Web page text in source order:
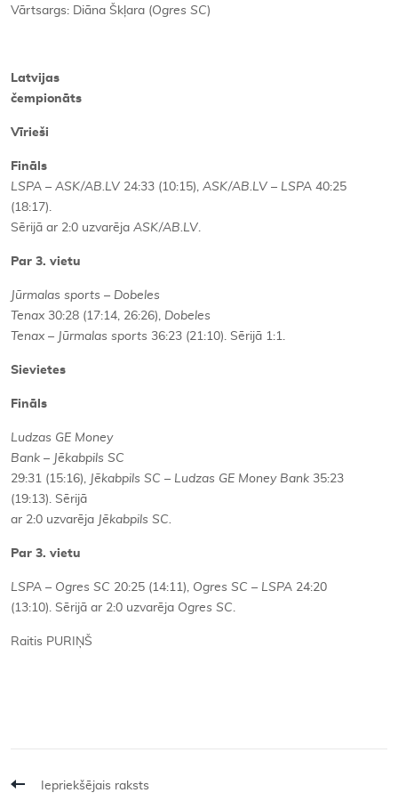
Vārtsargs: Diāna Škļara (Ogres SC)
Latvijas
čempionāts
Vīrieši
Fināls
LSPA – ASK/AB.LV 24:33 (10:15), ASK/AB.LV – LSPA 40:25
(18:17).
Sērijā ar 2:0 uzvarēja ASK/AB.LV.
Par 3. vietu
Jūrmalas sports – Dobeles
Tenax 30:28 (17:14, 26:26), Dobeles
Tenax – Jūrmalas sports 36:23 (21:10). Sērijā 1:1.
Sievietes
Fināls
Ludzas GE Money
Bank – Jēkabpils SC
29:31 (15:16), Jēkabpils SC – Ludzas GE Money Bank 35:23
(19:13). Sērijā
ar 2:0 uzvarēja Jēkabpils SC.
Par 3. vietu
LSPA – Ogres SC 20:25 (14:11), Ogres SC – LSPA 24:20
(13:10). Sērijā ar 2:0 uzvarēja Ogres SC.
Raitis PURIŅŠ
Iepriekšējais raksts